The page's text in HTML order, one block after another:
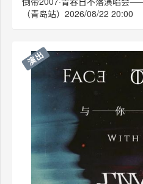
（青岛站）2026/08/22 20:00
演出